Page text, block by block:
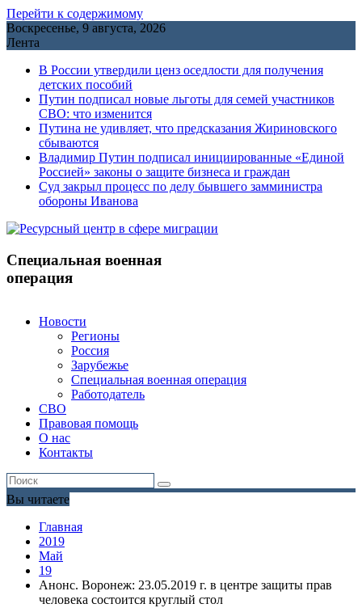
Перейти к содержимому
Воскресенье, 9 августа, 2026
Лента
В России утвердили ценз оседлости для получения
детских пособий
Путин подписал новые льготы для семей участников
СВО: что изменится
Путина не удивляет, что предсказания Жириновского
сбываются
Владимир Путин подписал инициированные «Единой
Россией» законы о защите бизнеса и граждан
Cуд закрыл процесс по делу бывшего замминистра
обороны Иванова
Специальная военная
операция
Новости
Регионы
Россия
Зарубежье
Специальная военная операция
Работодатель
СВО
Правовая помощь
О нас
Контакты
Вы читаете
Главная
2019
Май
19
Анонс. Воронеж: 23.05.2019 г. в центре защиты прав
человека состоится круглый стол